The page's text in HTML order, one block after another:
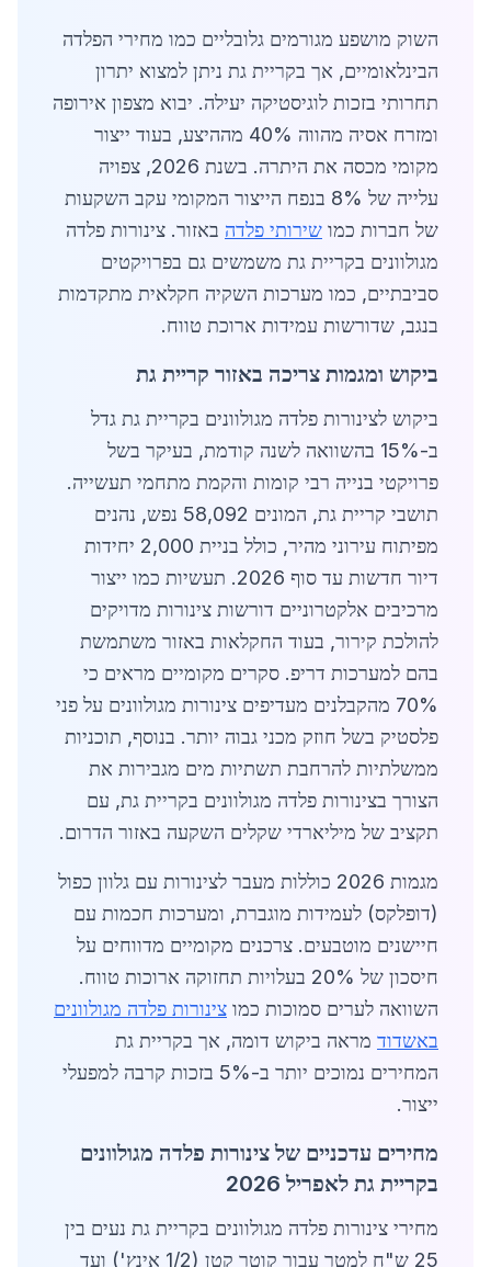
השוק מושפע מגורמים גלובליים כמו מחירי הפלדה
הבינלאומיים, אך בקריית גת ניתן למצוא יתרון
תחרותי בזכות לוגיסטיקה יעילה. יבוא מצפון אירופה
ומזרח אסיה מהווה 40% מההיצע, בעוד ייצור
מקומי מכסה את היתרה. בשנת 2026, צפויה
עלייה של 8% בנפח הייצור המקומי עקב השקעות
של חברות כמו שירותי פלדה באזור. צינורות פלדה
מגולוונים בקריית גת משמשים גם בפרויקטים
סביבתיים, כמו מערכות השקיה חקלאית מתקדמות
בנגב, שדורשות עמידות ארוכת טווח.
ביקוש ומגמות צריכה באזור קריית גת
ביקוש לצינורות פלדה מגולוונים בקריית גת גדל
ב-15% בהשוואה לשנה קודמת, בעיקר בשל
פרויקטי בנייה רבי קומות והקמת מתחמי תעשייה.
תושבי קריית גת, המונים 58,092 נפש, נהנים
מפיתוח עירוני מהיר, כולל בניית 2,000 יחידות
דיור חדשות עד סוף 2026. תעשיות כמו ייצור
מרכיבים אלקטרוניים דורשות צינורות מדויקים
להולכת קירור, בעוד החקלאות באזור משתמשת
בהם למערכות דריפ. סקרים מקומיים מראים כי
70% מהקבלנים מעדיפים צינורות מגולוונים על פני
פלסטיק בשל חוזק מכני גבוה יותר. בנוסף, תוכניות
ממשלתיות להרחבת תשתיות מים מגבירות את
הצורך בצינורות פלדה מגולוונים בקריית גת, עם
תקציב של מיליארדי שקלים השקעה באזור הדרום.
מגמות 2026 כוללות מעבר לצינורות עם גלוון כפול
(דופלקס) לעמידות מוגברת, ומערכות חכמות עם
חיישנים מוטבעים. צרכנים מקומיים מדווחים על
חיסכון של 20% בעלויות תחזוקה ארוכות טווח.
השוואה לערים סמוכות כמו צינורות פלדה מגולוונים
באשדוד מראה ביקוש דומה, אך בקריית גת
המחירים נמוכים יותר ב-5% בזכות קרבה למפעלי
ייצור.
מחירים עדכניים של צינורות פלדה מגולוונים
בקריית גת לאפריל 2026
מחירי צינורות פלדה מגולוונים בקריית גת נעים בין
25 ש"ח למטר עבור קוטר קטן (1/2 אינץ') ועד